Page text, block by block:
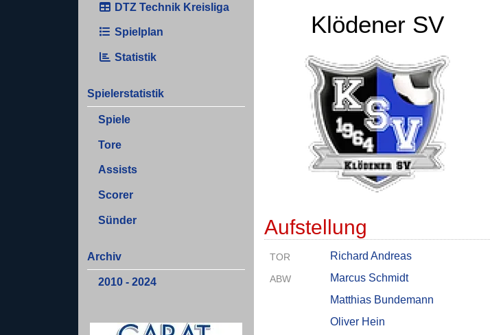
DTZ Technik Kreisliga
Spielplan
Statistik
Spielerstatistik
Spiele
Tore
Assists
Scorer
Sünder
Archiv
2010 - 2024
Klödener SV
Aufstellung
TOR Richard Andreas
ABW
Marcus Schmidt
Matthias Bundemann
Oliver Hein